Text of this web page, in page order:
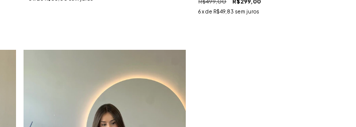
R$499,00 R$299,00
6x de R$49,83 sem juros